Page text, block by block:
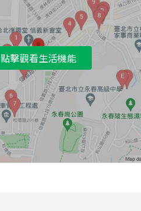
點擊觀看生活機能